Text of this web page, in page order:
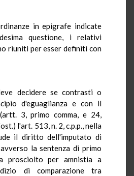
in epigrafe indicate
questione, i relativi
riuniti per esser definiti con
decidere se contrasti o
d'eguaglianza e con il
3, primo comma, e 24,
l'art. 513, n. 2, c.p.p., nella
il diritto dell'imputato di
la sentenza di primo
prosciolto per amnistia a
di comparazione tra